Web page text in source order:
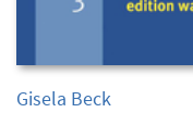
Gisela Beck